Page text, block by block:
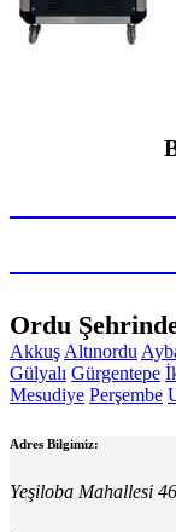
Ordu
Akkuş Altınordu
Gülyalı Gürgentepe
Mesudiye Perşembe
Adres Bilgimiz:
Yeşiloba Mahallesi